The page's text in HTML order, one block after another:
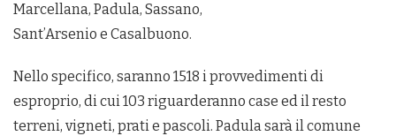
Marcellana, Padula, Sassano,
Sant’Arsenio e Casalbuono.
Nello specifico, saranno 1518 i provvedimenti di
esproprio, di cui 103 riguarderanno case ed il resto
terreni, vigneti, prati e pascoli. Padula sarà il comune